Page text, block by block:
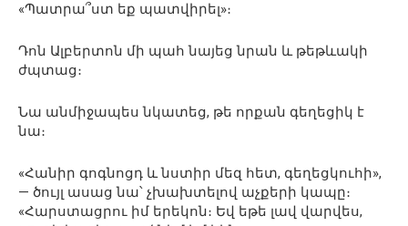
«Պատրա՞ստ եք պատվիրել»։
Դոն Ալբերտոն մի պահ նայեց նրան և թեթևակի
ժպտաց։
Նա անմիջապես նկատեց, թե որքան գեղեցիկ է
նա։
«Հանիր գոգնոցդ և նստիր մեզ հետ, գեղեցկուհի»,
— ծույլ ասաց նա՝ չխախտելով աչքերի կապը։
«Հարստացրու իմ երեկոն։ Եվ եթե լավ վարվես,